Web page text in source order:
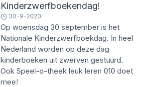
Kinderzwerfboekendag!
30-9-2020
Op woensdag 30 september is het
Nationale Kinderzwerfboekdag. In heel
Nederland worden op deze dag
kinderboeken uit zwerven gestuurd.
Ook Speel-o-theek leuk leren 010 doet
mee!